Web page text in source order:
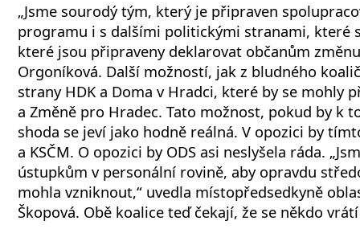
„Jsme sourodý tým, který je připraven
programu i s dalšími politickými stranami, které
které jsou připraveny deklarovat občanům
Orgoníková. Další možností, jak z bludného
strany HDK a Doma v Hradci, které by se mohly
a Změně pro Hradec. Tato možnost, pokud by k
shoda se jeví jako hodně reálná. V opozici by
a KSČM. O opozici by ODS asi neslyšela ráda.
ústupkům v personální rovině, aby opravdu
mohla vzniknout,“ uvedla místopředsedkyně
Škopová. Obě koalice teď čekají, že se někdo